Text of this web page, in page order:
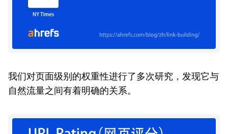
我们对页面级别的权重性进行了多次研究，发现它与
自然流量之间有着明确的关系。